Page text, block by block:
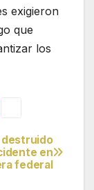
exigieron
que
los
destruido
en
federal